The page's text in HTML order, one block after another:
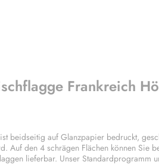
Frankreich
beidseitig auf Glanzpapier bedruckt,
Auf den 4 schrägen Flächen können
lieferbar. Unser